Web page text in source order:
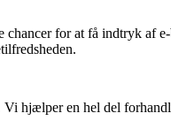
for at få indtryk af
hjælper en hel del